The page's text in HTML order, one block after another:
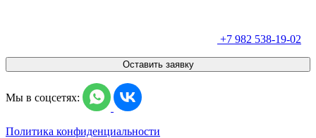
+7 982 538-19-02
Оставить заявку
Мы в соцсетях:
Политика конфиденциальности